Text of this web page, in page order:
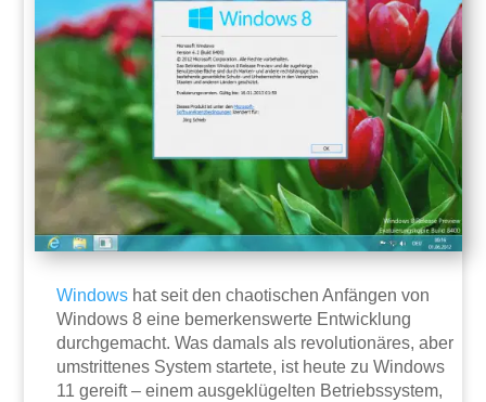
Windows hat seit den chaotischen Anfängen von
Windows 8 eine bemerkenswerte Entwicklung
durchgemacht. Was damals als revolutionäres, aber
umstrittenes System startete, ist heute zu Windows
11 gereift – einem ausgeklügelten Betriebssystem,